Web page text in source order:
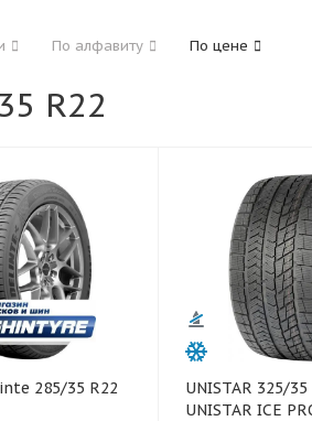
40 45
По алфавиту По цене
R22
UNISTAR 325/35 R22 114H XL
UNISTAR ICE